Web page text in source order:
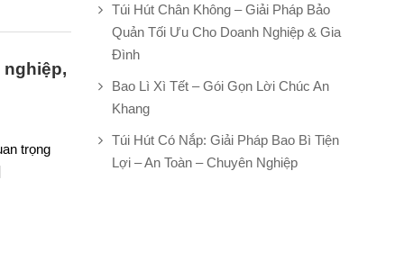
nghiệp,
trọng
Túi Hút Chân Không – Giải Pháp Bảo
Quản Tối Ưu Cho Doanh Nghiệp & Gia
Đình
Bao Lì Xì Tết – Gói Gọn Lời Chúc An
Khang
Túi Hút Có Nắp: Giải Pháp Bao Bì Tiện
Lợi – An Toàn – Chuyên Nghiệp